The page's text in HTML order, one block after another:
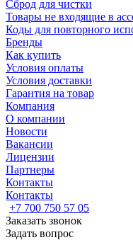
Сброд для чистки
Товары не входящие в
Коды для повторного
Бренды
Как купить
Условия оплаты
Условия доставки
Гарантия на товар
Компания
О компании
Новости
Вакансии
Лицензии
Партнеры
Контакты
Контакты
+7 700 750 57 05
Заказать звонок
Задать вопрос